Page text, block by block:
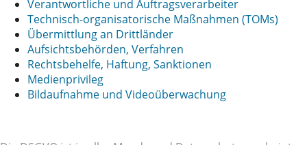
Verantwortliche und Auftragsverarbeiter
Technisch-organisatorische Maßnahmen (TOMs)
Übermittlung an Drittländer
Aufsichtsbehörden, Verfahren
Rechtsbehelfe, Haftung, Sanktionen
Medienprivileg
Bildaufnahme und Videoüberwachung